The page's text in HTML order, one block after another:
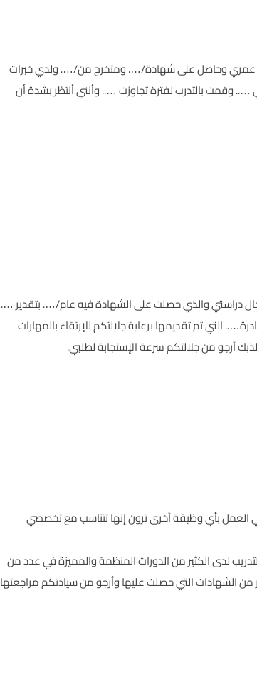
عمري وحاصل على شهادة/…. ومتخرج من/…. ولدي خبرات
وقمت بالتدرب لفترة تجاوزت ….. وأنني أنتظر بشدة أن
دراستي والذي حصلت على الشهادة فيه عام/…. بتقدير ….
التي تم تقديمها برعاية جلالتكم للإرتقاء بالمهارات
أرجو من جلالتكم سرعة الإستجابة لطلبي.
العمل بأي وظيفة أخرى ترون إنها تتناسب مع تخصصي
لدى الكثير من الدورات المنظمة والمميزة في عدد من
الشهادات التي حصلت عليها وأرجو من سيادتكم مراجعتها